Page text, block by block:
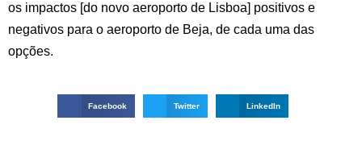
os impactos [do novo aeroporto de Lisboa] positivos e
negativos para o aeroporto de Beja, de cada uma das
opções.
Facebook Twitter LinkedIn